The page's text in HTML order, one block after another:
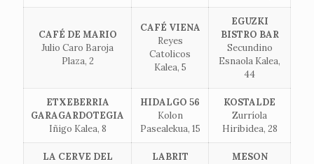
CAFÉ DE MARIO
Julio Caro Baroja
Plaza, 2
CAFÉ VIENA
Reyes
Catolicos
Kalea, 5
EGUZKI
BISTRO BAR
Secundino
Esnaola Kalea,
44
ETXEBERRIA
GARAGARDOTEGIA
Iñigo Kalea, 8
HIDALGO 56
Kolon
Pasealekua, 15
KOSTALDE
Zurríola
Hiribidea, 28
LA CERVE DEL
LABRIT
MESON